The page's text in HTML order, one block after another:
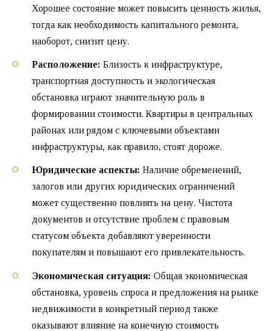
Хорошее состояние может повысить ценность жилья,
тогда как необходимость капитального ремонта,
наоборот, снизит цену.
Расположение: Близость к инфраструктуре,
транспортная доступность и экологическая
обстановка играют значительную роль в
формировании стоимости. Квартиры в центральных
районах или рядом с ключевыми объектами
инфраструктуры, как правило, стоят дороже.
Юридические аспекты: Наличие обременений,
залогов или других юридических ограничений
может существенно повлиять на цену. Чистота
документов и отсутствие проблем с правовым
статусом объекта добавляют уверенности
покупателям и повышают его привлекательность.
Экономическая ситуация: Общая экономическая
обстановка, уровень спроса и предложения на рынке
недвижимости в конкретный период также
оказывают влияние на конечную стоимость